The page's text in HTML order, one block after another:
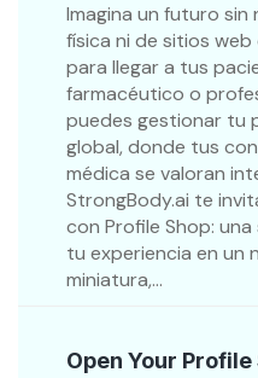
Imagina un futuro sin
física ni de sitios
para llegar a tus
farmacéutico o
puedes gestionar tu
global, donde tus
médica se valoran
StrongBody.ai te
con Profile Shop:
tu experiencia en un
miniatura,...
Open Your